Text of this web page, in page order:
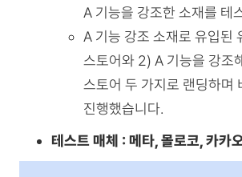
A 기능을 강조한 소재를 테
A 기능 강조 소재로 유입된
스토어와 2) A 기능을 강조
스토어 두 가지로 랜딩하며
진행했습니다.
테스트 매체 : 메타, 몰로코, 카카